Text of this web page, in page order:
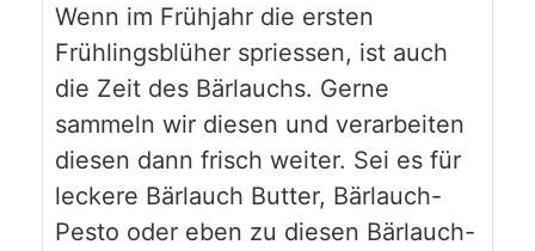
Wenn im Frühjahr die ersten
Frühlingsblüher spriessen, ist auch
die Zeit des Bärlauchs. Gerne
sammeln wir diesen und verarbeiten
diesen dann frisch weiter. Sei es für
leckere Bärlauch Butter, Bärlauch-
Pesto oder eben zu diesen Bärlauch-